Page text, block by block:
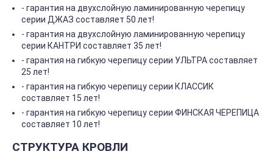
- гарантия на двухслойную ламинированную черепицу
серии ДЖАЗ составляет 50 лет!
- гарантия на двухслойную ламинированную черепицу
серии КАНТРИ составляет 35 лет!
- гарантия на гибкую черепицу серии УЛЬТРА составляет
25 лет!
- гарантия на гибкую черепицу серии КЛАССИК
составляет 15 лет!
- гарантия на гибкую черепицу серии ФИНСКАЯ ЧЕРЕПИЦА
составляет 10 лет!
СТРУКТУРА КРОВЛИ